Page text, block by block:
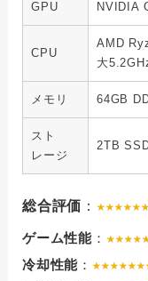
GPU NVIDIA
CPU
AMD
大
メモリ 64GB
スト
レージ
2TB
総合評価 ：
ゲーム性能：
冷却性能 ：